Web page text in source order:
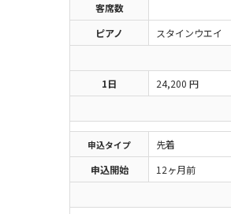
客席数
ピアノ
スタインウエイ
1日
24,200 円
申込タイプ
先着
申込開始
12ヶ月前